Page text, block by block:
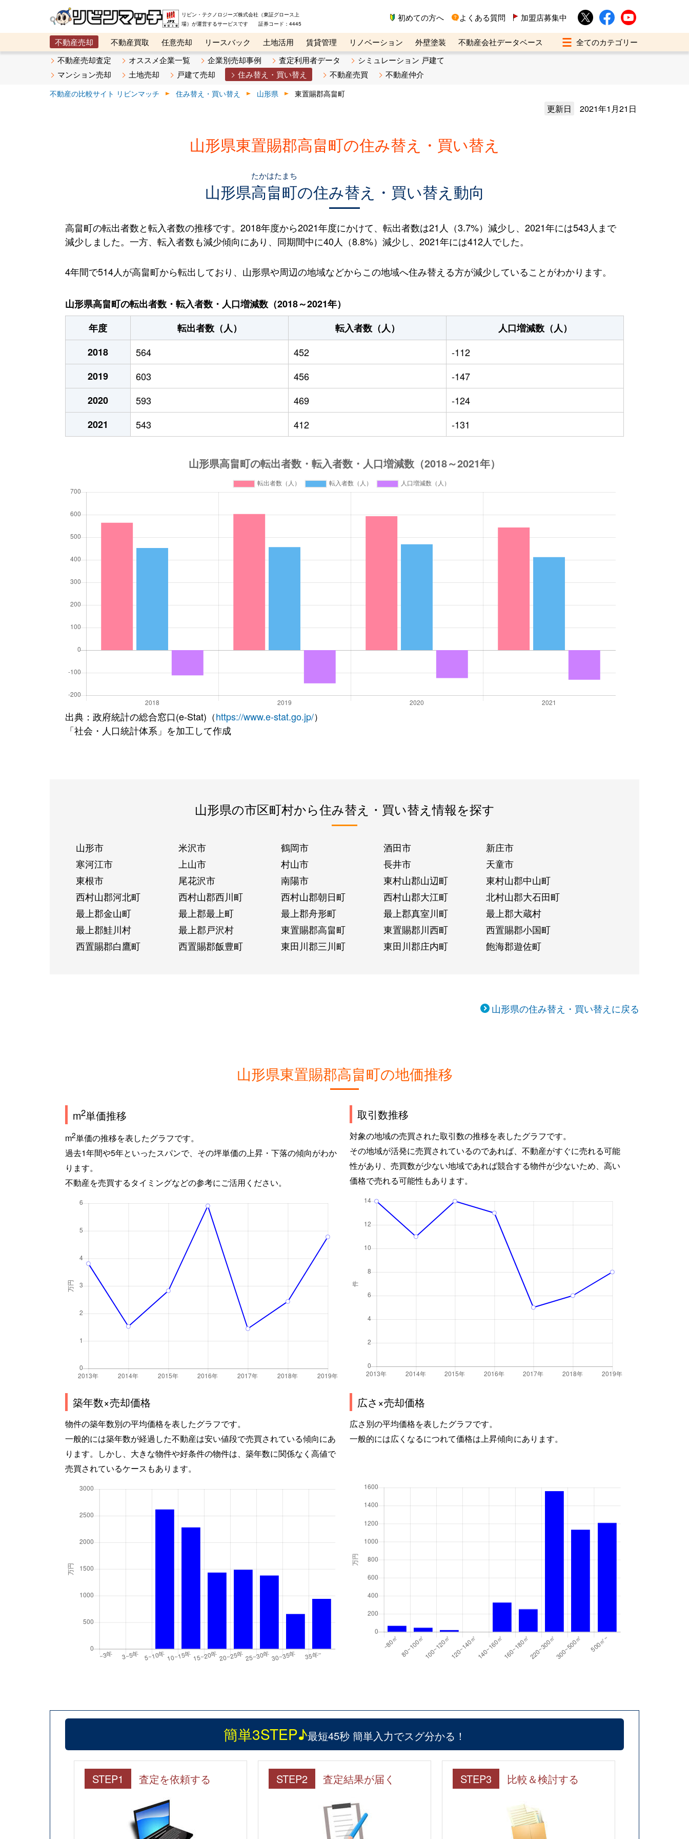
リビン・テクノロジーズ株式会社（東証グロース上
場）が運営するサービスです 証券コード：4445
初めての方へ よくある質問 加盟店募集中
不動産売却 不動産買取 任意売却 リースバック 土地活用 賃貸管理 リノベーション 外壁塗装
不動産会社データベース
メタ住宅展示場
ベスト不動産カンパニー オンライン講座 リビンマガジンBiz 不動産売却ご相談デスク
不動産売却査定 オススメ企業一覧 企業別売却事例 査定利用者データ
シミュレーション 戸建て
マンション売却
土地売却 戸建て売却 住み替え・買い替え 不動産売買 不動産仲介
不動産の比較サイト リビンマッチ 住み替え・買い替え 山形県 東置賜郡高畠町
更新日 2021年1月21日
山形県東置賜郡高畠町の住み替え・買い替え
山形県高畠町
たかはたまち
の住み替え・買い替え動向
高畠町の転出者数と転入者数の推移です。2018年度から2021年度にかけて、転出者数は21人（3.7%）減少し、2021年には543人まで
減少しました。一方、転入者数も減少傾向にあり、同期間中に40人（8.8%）減少し、2021年には412人でした。
4年間で514人が高畠町から転出しており、山形県や周辺の地域などからこの地域へ住み替える方が減少していることがわかります。
山形県高畠町の転出者数・転入者数・人口増減数（2018～2021年）
年度
転出者数（人） 転入者数（人）
人口増減数（人）
2018
564 452
-112
2019
603 456
-147
2020
593 469
-124
2021
543 412 -131
出典：政府統計の総合窓口(e-Stat)（https://www.e-stat.go.jp/）
「社会・人口統計体系」を加工して作成
山形県の市区町村から住み替え・買い替え情報を探す
山形市 米沢市 鶴岡市 酒田市
新庄市
寒河江市
上山市 村山市 長井市
天童市
東根市
尾花沢市 南陽市 東村山郡山辺町
東村山郡中山町
西村山郡河北町
西村山郡西川町 西村山郡朝日町 西村山郡大江町
北村山郡大石田町
最上郡金山町
最上郡最上町 最上郡舟形町 最上郡真室川町
最上郡大蔵村
最上郡鮭川村
最上郡戸沢村 東置賜郡高畠町 東置賜郡川西町
西置賜郡小国町
西置賜郡白鷹町
西置賜郡飯豊町 東田川郡三川町 東田川郡庄内町 飽海郡遊佐町
山形県の住み替え・買い替えに戻る
山形県東置賜郡高畠町の地価推移
m2単価推移
m2単価の推移を表したグラフです。
過去1年間や5年といったスパンで、その坪単価の上昇・下落の傾向がわか
ります。
不動産を売買するタイミングなどの参考にご活用ください。
取引数推移
対象の地域の売買された取引数の推移を表したグラフです。
その地域が活発に売買されているのであれば、不動産がすぐに売れる可能
性があり、売買数が少ない地域であれば競合する物件が少ないため、高い
価格で売れる可能性もあります。
築年数×売却価格
物件の築年数別の平均価格を表したグラフです。
一般的には築年数が経過した不動産は安い値段で売買されている傾向にあ
ります。しかし、大きな物件や好条件の物件は、築年数に関係なく高値で
売買されているケースもあります。
広さ×売却価格
広さ別の平均価格を表したグラフです。
一般的には広くなるにつれて価格は上昇傾向にあります。
簡単3STEP♪最短45秒 簡単入力でスグ分かる！
STEP1 査定を依頼する STEP2 査定結果が届く STEP3 比較＆検討する